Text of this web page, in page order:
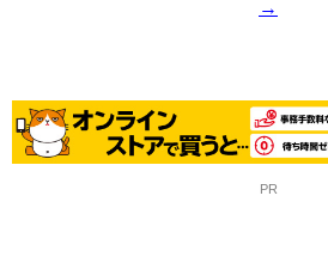
→
PR